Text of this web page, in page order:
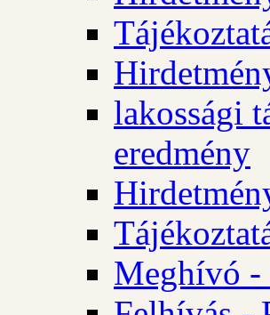
lakossági
eredmény
Meghívó -